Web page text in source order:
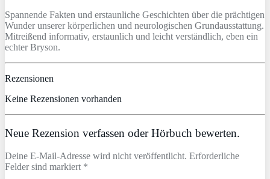
Spannende Fakten und erstaunliche Geschichten über die prächtigen
Wunder unserer körperlichen und neurologischen Grundausstattung.
Mitreißend informativ, erstaunlich und leicht verständlich, eben ein
echter Bryson.
Rezensionen
Keine Rezensionen vorhanden
Neue Rezension verfassen oder Hörbuch bewerten.
Deine E-Mail-Adresse wird nicht veröffentlicht. Erforderliche
Felder sind markiert *